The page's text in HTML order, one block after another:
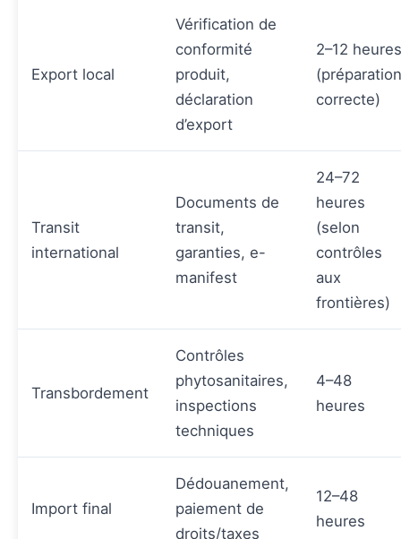
Export local
Vérification de
conformité
produit,
déclaration
d’export
2–12 heures
(préparation
correcte)
Transit
international
Documents de
transit,
garanties, e-
manifest
24–72
heures
(selon
contrôles
aux
frontières)
Transbordement
Contrôles
phytosanitaires,
inspections
techniques
4–48
heures
Import final
Dédouanement,
paiement de
droits/taxes
12–48
heures